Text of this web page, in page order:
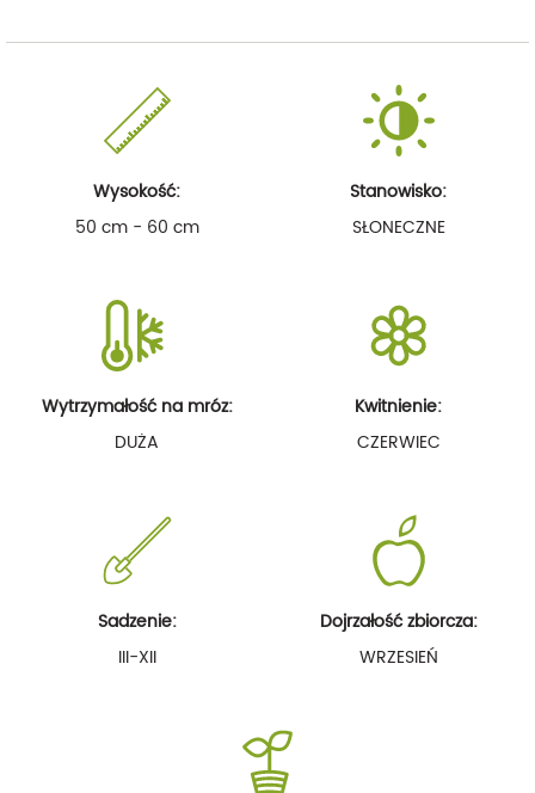
Wysokość:
50 cm - 60 cm
Stanowisko:
SŁONECZNE
Wytrzymałość na mróz:
DUŻA
Kwitnienie:
CZERWIEC
Sadzenie:
III-XII
Dojrzałość zbiorcza:
WRZESIEŃ